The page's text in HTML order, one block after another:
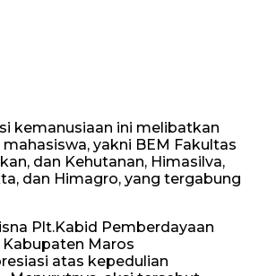
kemanusiaan ini melibatkan
yakni BEM Fakultas
dan Kehutanan, Himasilva,
dan Himagro, yang tergabung
Plt.Kabid Pemberdayaan
Kabupaten Maros
atas kepedulian